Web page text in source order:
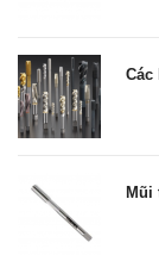
Các
Mũi